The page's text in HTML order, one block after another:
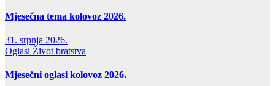
Mjesečna tema kolovoz 2026.
31. srpnja 2026.
Oglasi Život bratstva
Mjesečni oglasi kolovoz 2026.